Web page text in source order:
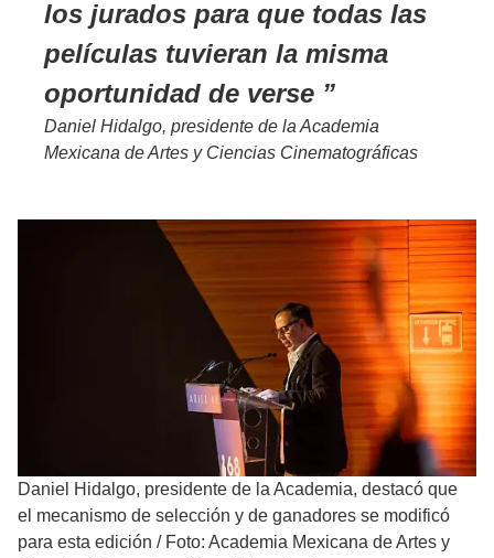
los jurados para que todas las
películas tuvieran la misma
oportunidad de verse
Daniel Hidalgo, presidente de la Academia
Mexicana de Artes y Ciencias Cinematográficas
Daniel Hidalgo, presidente de la Academia, destacó que
el mecanismo de selección y de ganadores se modificó
para esta edición / Foto: Academia Mexicana de Artes y